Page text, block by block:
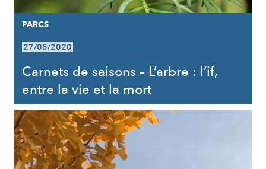
PARCS
27/05/2020
Carnets de saisons – L’arbre : l’if,
entre la vie et la mort